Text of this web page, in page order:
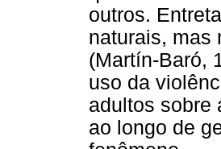
outros.
naturais, mas
(Martín-Baró,
uso da
adultos sobre
ao longo de